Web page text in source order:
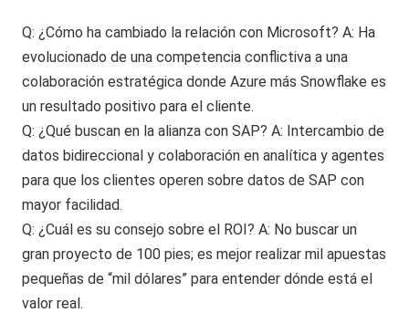
Q: ¿Cómo ha cambiado la relación con Microsoft? A: Ha
evolucionado de una competencia conflictiva a una
colaboración estratégica donde Azure más Snowflake es
un resultado positivo para el cliente.
Q: ¿Qué buscan en la alianza con SAP? A: Intercambio de
datos bidireccional y colaboración en analítica y agentes
para que los clientes operen sobre datos de SAP con
mayor facilidad.
Q: ¿Cuál es su consejo sobre el ROI? A: No buscar un
gran proyecto de 100 pies; es mejor realizar mil apuestas
pequeñas de “mil dólares” para entender dónde está el
valor real.